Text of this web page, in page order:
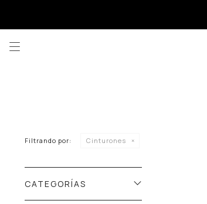

Filtrando por: Cinturones
CATEGORÍAS